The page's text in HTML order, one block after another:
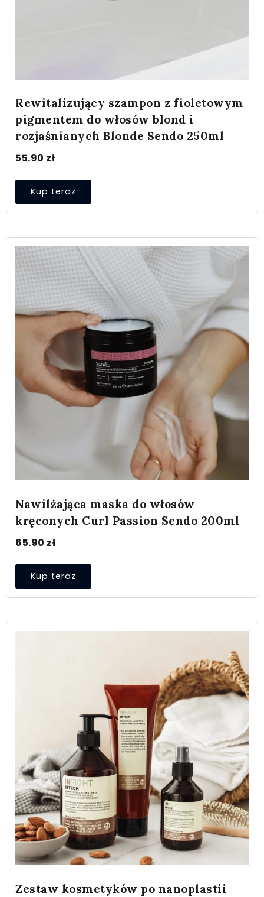
Rewitalizujący szampon z fioletowym
pigmentem do włosów blond i
rozjaśnianych Blonde Sendo 250ml
55.90 zł
Kup teraz
Nawilżająca maska do włosów
kręconych Curl Passion Sendo 200ml
65.90 zł
Kup teraz
Zestaw kosmetyków po nanoplastii